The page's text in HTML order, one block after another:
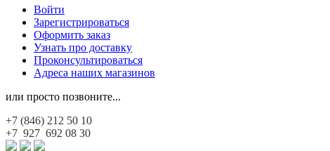
Войти
Зарегистрироваться
Оформить заказ
Узнать про доставку
Проконсультироваться
Адреса наших магазинов
или просто позвоните...
+7 (846) 212 50 10
+7 927 692 08 30